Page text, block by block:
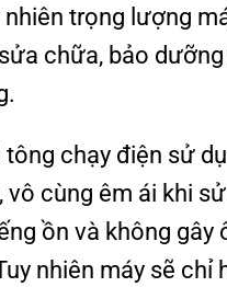
trọng lượng
chữa, bảo
chạy điện sử
vô cùng êm ái khi
ồn và không gây
nhiên máy sẽ chỉ